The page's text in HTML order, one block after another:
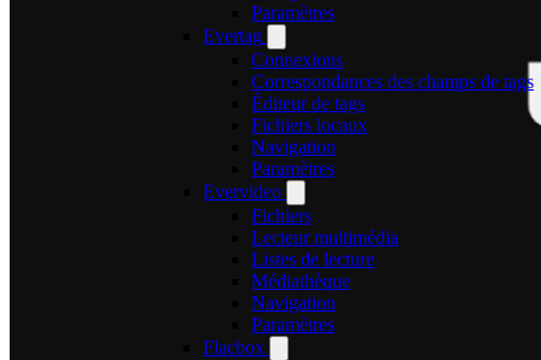
Paramètres
Evertag
Connexions
Correspondances des champs de tags
Éditeur de tags
Fichiers locaux
Navigation
Paramètres
Evervideo
Fichiers
Lecteur multimédia
Listes de lecture
Médiathèque
Navigation
Paramètres
Flacbox